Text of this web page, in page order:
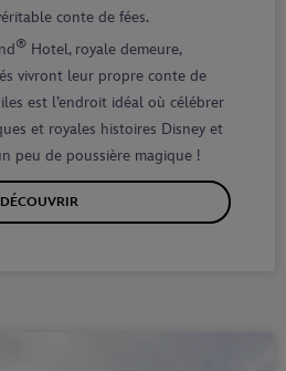
conte de fées.
® Hotel, royale demeure,
vivront leur propre conte de
est l’endroit idéal où célébrer
et royales histoires Disney et
peu de poussière magique !
DÉCOUVRIR